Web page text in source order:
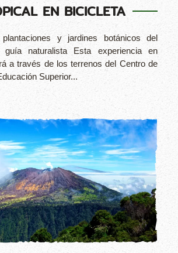
EN BICICLETA
y jardines botánicos del
naturalista Esta experiencia en
a través de los terrenos del Centro de
Superior...